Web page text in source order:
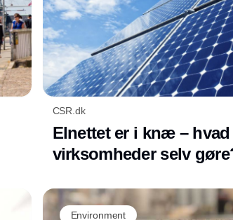
CSR.dk
Elnettet er i knæ – hvad
virksomheder selv
Environment